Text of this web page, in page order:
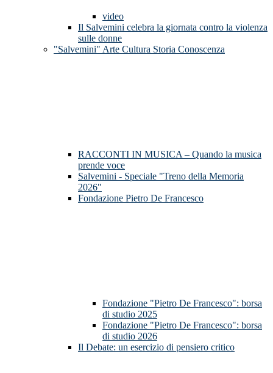
video
Il Salvemini celebra la giornata contro la violenza
sulle donne
"Salvemini" Arte Cultura Storia Conoscenza
RACCONTI IN MUSICA – Quando la musica
prende voce
Salvemini - Speciale "Treno della Memoria
2026"
Fondazione Pietro De Francesco
Fondazione "Pietro De Francesco": borsa
di studio 2025
Fondazione "Pietro De Francesco": borsa
di studio 2026
Il Debate: un esercizio di pensiero critico